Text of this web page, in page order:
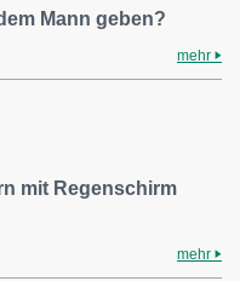
Mann geben?
mehr
mit Regenschirm
mehr